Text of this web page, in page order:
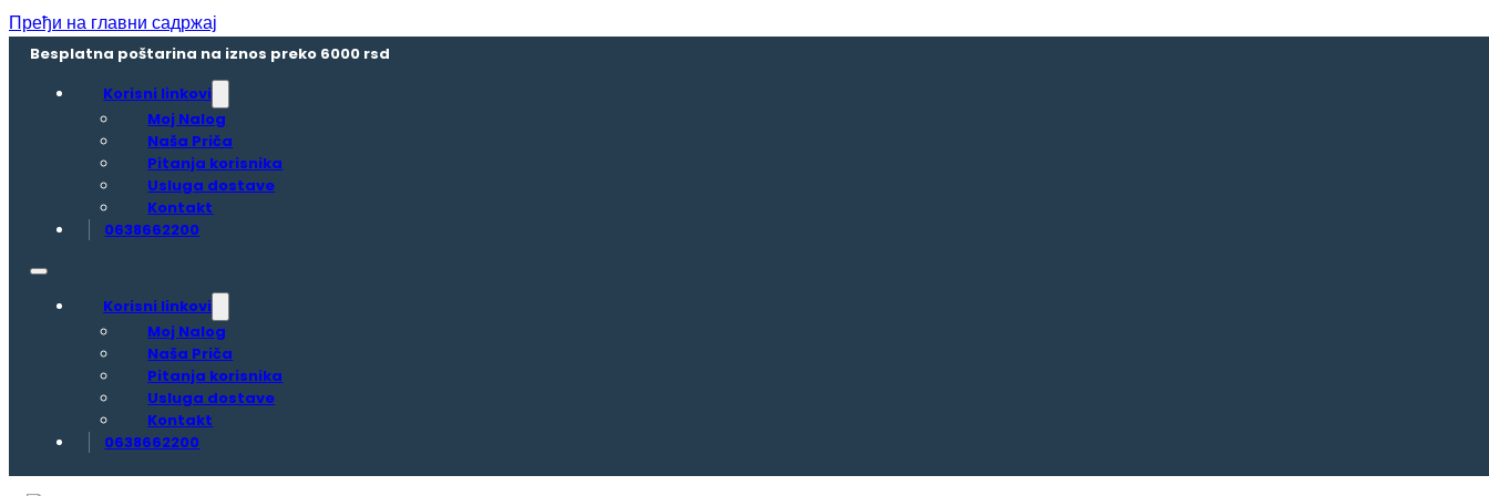
Пређи на главни садржај
Besplatna poštarina na iznos preko 6000 rsd
Korisni linkovi
Moj Nalog
Naša Priča
Pitanja korisnika
Usluga dostave
Kontakt
0638662200
Korisni linkovi
Moj Nalog
Naša Priča
Pitanja korisnika
Usluga dostave
Kontakt
0638662200